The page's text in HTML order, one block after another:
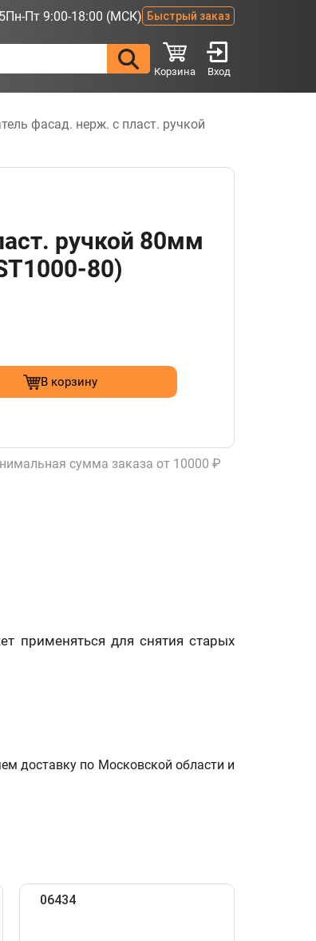
Пн-Пт 9:00-18:00 (МСК) Быстрый заказ
Корзина Вход
фасад. нерж. с пласт. ручкой
ручкой 80мм
80)
В корзину
сумма заказа от 10000 ₽
применяться для снятия старых
доставку по Московской области и
06434